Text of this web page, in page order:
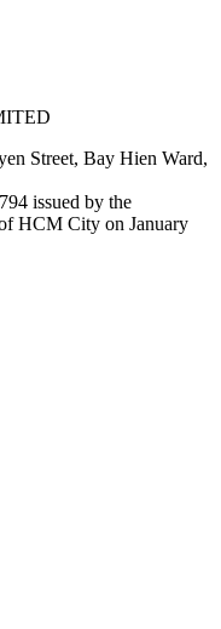
Street, Bay Hien Ward,
issued by the
HCM City on January